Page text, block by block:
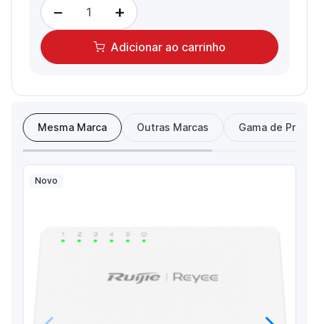
− +
Adicionar ao carrinho
Mesma Marca Outras Marcas Gama de Preço
Novo